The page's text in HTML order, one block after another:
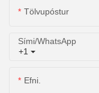
Tölvupóstur
+1
Sími/WhatsApp
Efni.